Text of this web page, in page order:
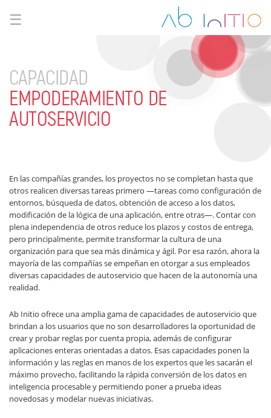
☰
CAPACIDAD
EMPODERAMIENTO DE
AUTOSERVICIO
En las compañías grandes, los proyectos no se completan hasta que
otros realicen diversas tareas primero —tareas como configuración de
entornos, búsqueda de datos, obtención de acceso a los datos,
modificación de la lógica de una aplicación, entre otras—. Contar con
plena independencia de otros reduce los plazos y costos de entrega,
pero principalmente, permite transformar la cultura de una
organización para que sea más dinámica y ágil. Por esa razón, ahora la
mayoría de las compañías se empeñan en otorgar a sus empleados
diversas capacidades de autoservicio que hacen de la autonomía una
realidad.
Ab Initio ofrece una amplia gama de capacidades de autoservicio que
brindan a los usuarios que no son desarrolladores la oportunidad de
crear y probar reglas por cuenta propia, además de configurar
aplicaciones enteras orientadas a datos. Esas capacidades ponen la
información y las reglas en manos de los expertos que les sacarán el
máximo provecho, facilitando la rápida conversión de los datos en
inteligencia procesable y permitiendo poner a prueba ideas
novedosas y modelar nuevas iniciativas.